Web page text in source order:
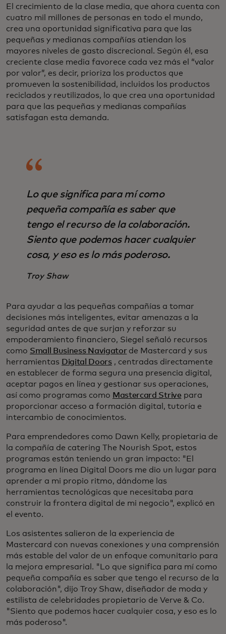
El crecimiento de la clase media, que ahora cuenta con
cuatro mil millones de personas en todo el mundo,
crea una oportunidad significativa para que las
pequeñas y medianas compañías atiendan los
mayores niveles de gasto discrecional. Según él, esa
creciente clase media favorece cada vez más el “valor
por valor”, es decir, prioriza los productos que
promueven la sostenibilidad, incluidos los productos
reciclados y reutilizados, lo que crea una oportunidad
para que las pequeñas y medianas compañías
satisfagan esta demanda.
Lo que significa para mí como
pequeña compañía es saber que
tengo el recurso de la colaboración.
Siento que podemos hacer cualquier
cosa, y eso es lo más poderoso.
Troy Shaw
Para ayudar a las pequeñas compañías a tomar
decisiones más inteligentes, evitar amenazas a la
seguridad antes de que surjan y reforzar su
empoderamiento financiero, Siegel señaló recursos
como Small Business Navigatorde Mastercard y sus
herramientas Digital Doors, centradas directamente
en establecer de forma segura una presencia digital,
aceptar pagos en línea y gestionar sus operaciones,
así como programas como Mastercard Strive para
proporcionar acceso a formación digital, tutoría e
intercambio de conocimientos.
Para emprendedores como Dawn Kelly, propietaria de
la compañía de catering The Nourish Spot, estos
programas están teniendo un gran impacto: "El
programa en línea Digital Doors me dio un lugar para
aprender a mi propio ritmo, dándome las
herramientas tecnológicas que necesitaba para
construir la frontera digital de mi negocio", explicó en
el evento.
Los asistentes salieron de la experiencia de
Mastercard con nuevas conexiones y una comprensión
más estable del valor de un enfoque comunitario para
la mejora empresarial. "Lo que significa para mí como
pequeña compañía es saber que tengo el recurso de la
colaboración", dijo Troy Shaw, diseñador de moda y
estilista de celebridades propietario de Verve & Co.
"Siento que podemos hacer cualquier cosa, y eso es lo
más poderoso".